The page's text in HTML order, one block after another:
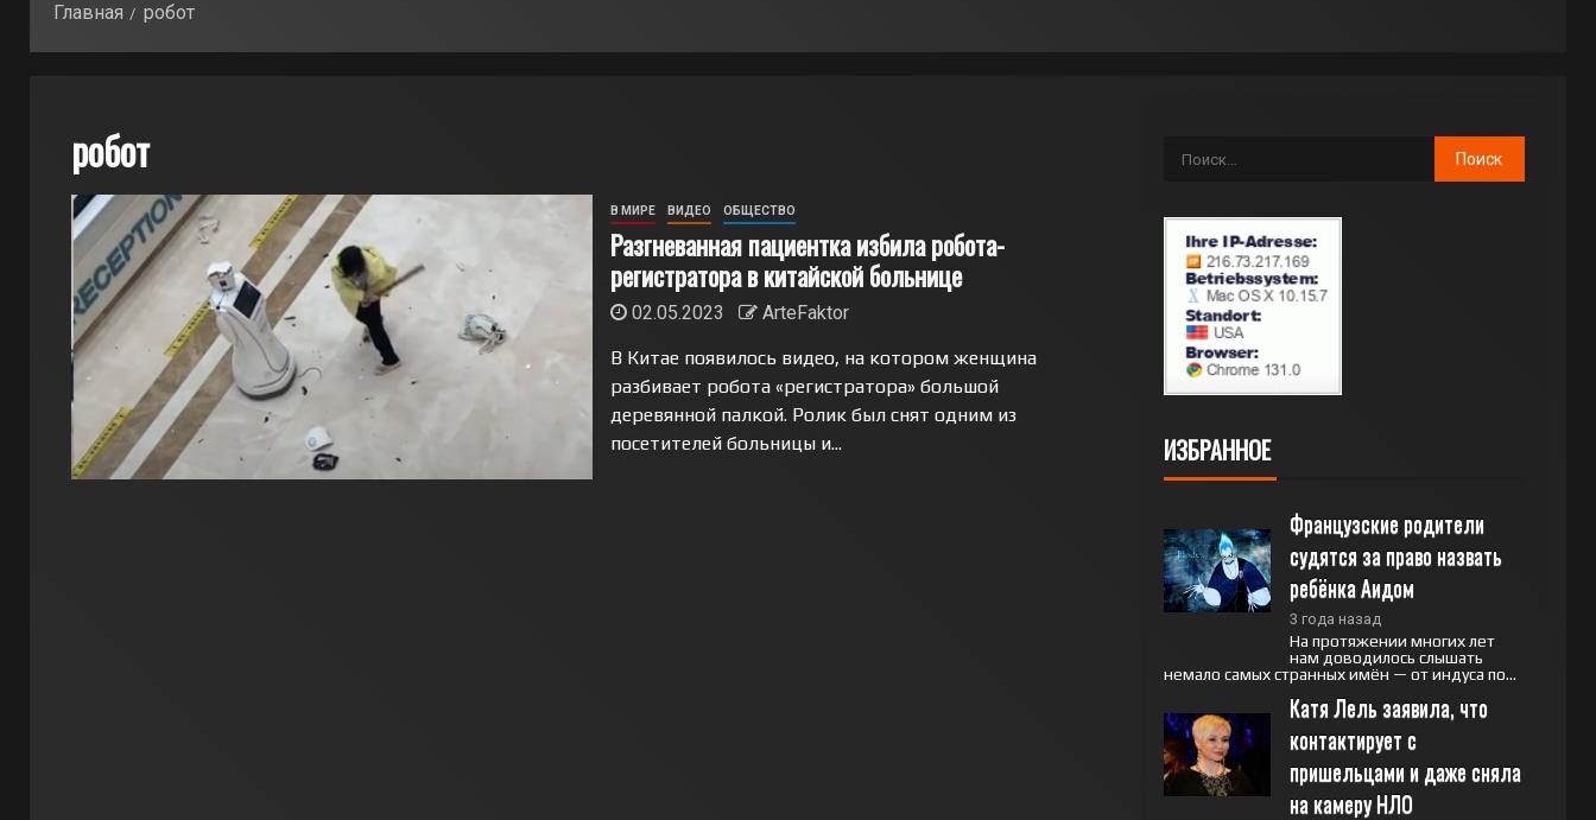
Главная робот
робот
В МИРЕ ВИДЕО ОБЩЕСТВО
Разгневанная пациентка избила робота-
регистратора в китайской больнице
02.05.2023
ArteFaktor
В Китае появилось видео, на котором женщина
разбивает робота «регистратора» большой
деревянной палкой. Ролик был снят одним из
посетителей больницы и...
ИЗБРАННОЕ
Французские родители
судятся за право назвать
ребёнка Аидом
3 года назад
На протяжении многих лет
нам доводилось слышать
немало самых странных имён — от индуса по...
Катя Лель заявила, что
контактирует с
пришельцами и даже сняла
на камеру НЛО